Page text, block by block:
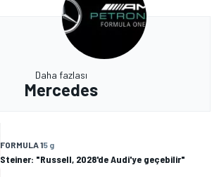
Daha fazlası
Mercedes
FORMULA 15 g
Steiner: "Russell, 2028'de Audi'ye geçebilir"